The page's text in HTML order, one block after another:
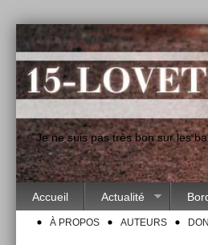
"Je ne suis pas très bon sur les
Accueil Actualité
À PROPOS AUTEURS